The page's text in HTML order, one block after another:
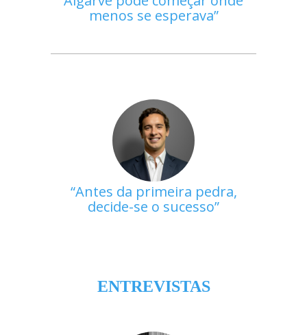
menos se esperava
Antes da primeira pedra,
decide-se o sucesso
ENTREVISTAS